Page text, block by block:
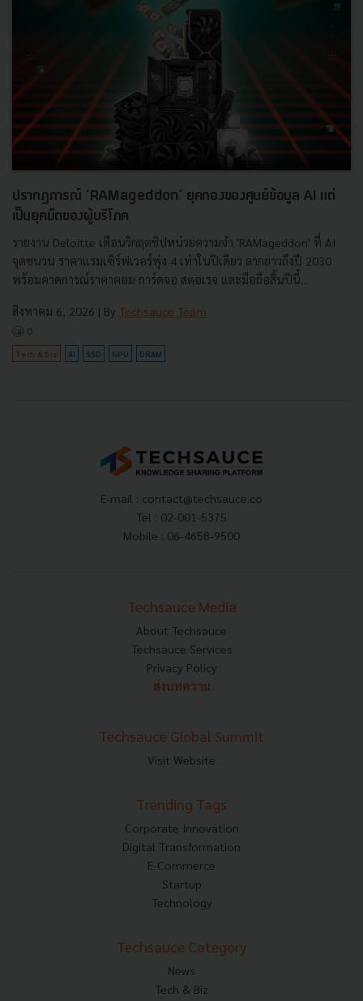
ปรากฏการณ์ ‘RAMageddon’ ยุคทองของศูนย์ข้อมูล AI แต่
เป็นยุคมืดของผู้บริโภค
รายงาน Deloitte เตือนวิกฤตชิปหน่วยความจำ 'RAMageddon' ที่ AI
จุดชนวน ราคาแรมเซิร์ฟเวอร์พุ่ง 4 เท่าในปีเดียว ลากยาวถึงปี 2030
พร้อมคาดการณ์ราคาคอม การ์ดจอ สตอเรจ และมือถือสิ้นปีนี้...
สิงหาคม 6, 2026 | By Techsauce Team
0
Tech & Biz AI SSD GPU DRAM
E-mail : contact@techsauce.co
Tel : 02-001-5375
Mobile : 06-4658-9500
Techsauce Media
About Techsauce
Techsauce Services
Privacy Policy
ส่งบทความ
Techsauce Global Summit
Visit Website
Trending Tags
Corporate Innovation
Digital Transformation
E-Commerce
Startup
Technology
Techsauce Category
News
Tech & Biz